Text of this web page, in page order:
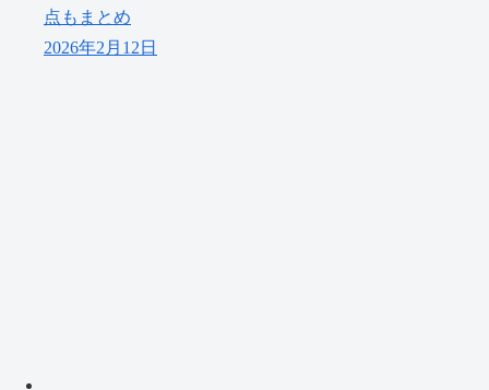
点もまとめ
2026年2月12日